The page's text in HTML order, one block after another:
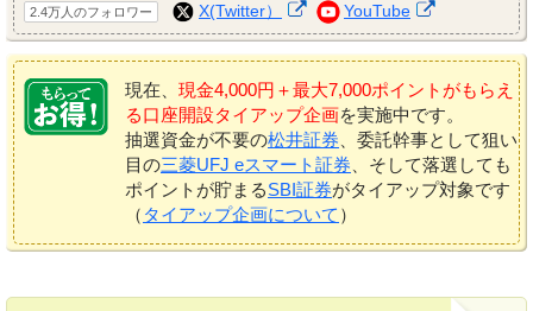
2.4万人のフォロワー X(Twitter） YouTube
現在、 現金4,000円＋最大7,000ポイントがもらえ
る口座開設タイアップ企画を実施中です。
抽選資金が不要の松井証券 、委託幹事として狙い
目の三菱UFJ eスマート証券 、そして落選しても
ポイントが貯まるSBI証券がタイアップ対象です
（ タイアップ企画について ）